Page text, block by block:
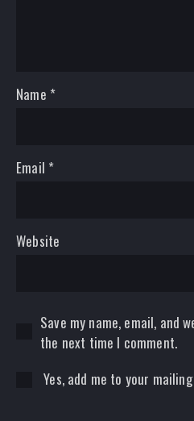
Name *
Email *
Website
Save my name, email, and
the next time I comment.
Yes, add me to your